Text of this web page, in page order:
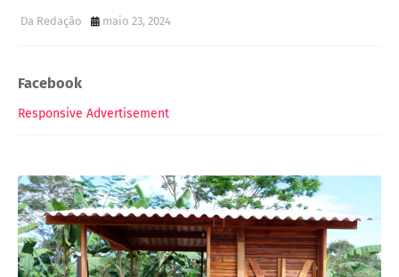
Da Redação maio 23, 2024
Facebook
Responsive Advertisement